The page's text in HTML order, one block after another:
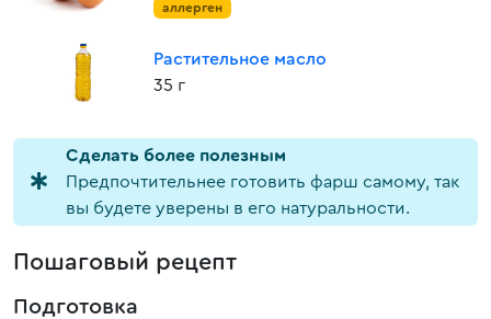
аллерген
Растительное масло
35 г
Cделать более полезным
Предпочтительнее готовить фарш самому, так
вы будете уверены в его натуральности.
Пошаговый рецепт
Подготовка